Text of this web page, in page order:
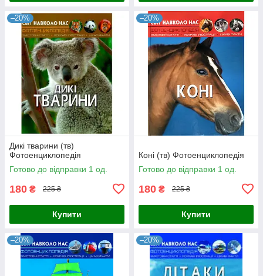
–20%
Дикі тварини (тв)
Фотоенциклопедія
Готово до відправки 1 од.
180 ₴ 225 ₴
Купити
–20%
Коні (тв) Фотоенциклопедія
Готово до відправки 1 од.
180 ₴ 225 ₴
Купити
–20% –20%